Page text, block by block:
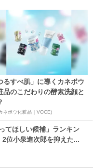
るすべ肌」に導くカネボウ
品のこだわりの酵素洗顔と
ネボウ化粧品｜VOCE)
てほしい候補」ランキン
2位小泉進次郎を抑えた...